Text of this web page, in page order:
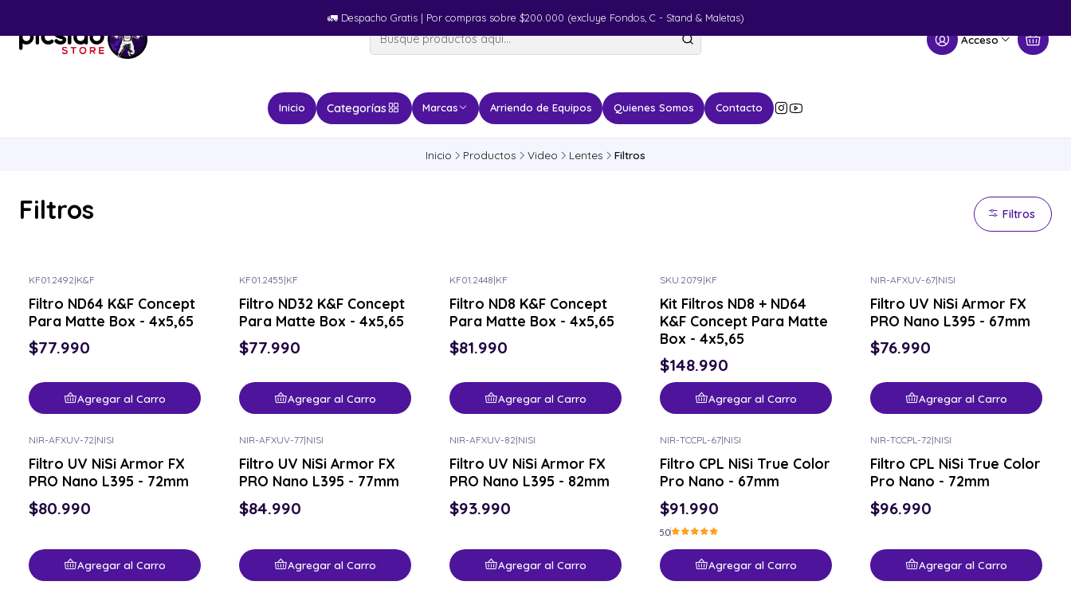
Acceso
Inicio Categorías Marcas Arriendo de Equipos Quienes Somos Contacto
🚛​ Despacho Gratis | Por compras sobre $200.000 (excluye Fondos, C - Stand & Maletas)
Inicio Productos Video Lentes Filtros
Filtros Filtros
KF01.2492|K&F
Filtro ND64 K&F Concept
Para Matte Box - 4x5,65
$77.990
Agregar al Carro
KF01.2455|KF
Filtro ND32 K&F Concept
Para Matte Box - 4x5,65
$77.990
Agregar al Carro
KF01.2448|KF
Filtro ND8 K&F Concept
Para Matte Box - 4x5,65
$81.990
Agregar al Carro
SKU.2079|KF
Kit Filtros ND8 + ND64
K&F Concept Para Matte
Box - 4x5,65
$148.990
Agregar al Carro
NIR-AFXUV-67|NISI
Filtro UV NiSi Armor FX
PRO Nano L395 - 67mm
$76.990
Agregar al Carro
NIR-AFXUV-72|NISI
Filtro UV NiSi Armor FX
PRO Nano L395 - 72mm
$80.990
Agregar al Carro
NIR-AFXUV-77|NISI
Filtro UV NiSi Armor FX
PRO Nano L395 - 77mm
$84.990
Agregar al Carro
NIR-AFXUV-82|NISI
Filtro UV NiSi Armor FX
PRO Nano L395 - 82mm
$93.990
Agregar al Carro
NIR-TCCPL-67|NISI
Filtro CPL NiSi True Color
Pro Nano - 67mm
$91.990
5.0
Agregar al Carro
NIR-TCCPL-72|NISI
Filtro CPL NiSi True Color
Pro Nano - 72mm
$96.990
Agregar al Carro